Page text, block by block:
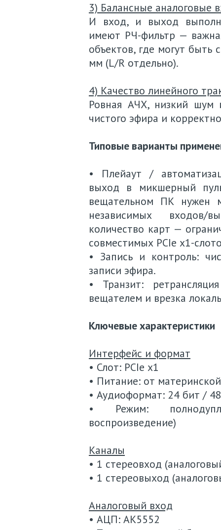
3) Балансные аналоговые
И вход, и выход
имеют РЧ-фильтр —
объектов, где могут быть
мм (L/R отдельно).
4) Качество линейного
Ровная АЧХ, низкий
чистого эфира и
Типовые варианты
• Плейаут /
выход в микшерный
вещательном ПК нужен
независимых входов/
количество карт —
совместимых PCIe x1-
• Запись и контроль:
записи эфира.
• Транзит:
вещателем и врезка
Ключевые характеристики
Интерфейс и формат
• Слот: PCIe x1
• Питание: от
• Аудиоформат: 24 бит /
• Режим:
воспроизведение)
Каналы
• 1 стереовход
• 1 стереовыход
Аналоговый вход
• АЦП: AK5552